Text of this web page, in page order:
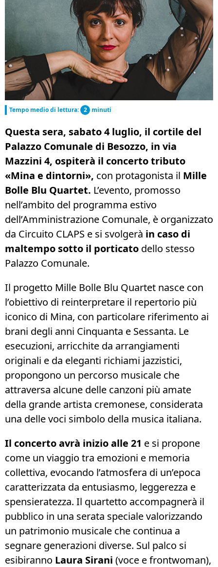
Tempo medio di lettura: 2 minuti
Questa sera, sabato 4 luglio, il cortile del
Palazzo Comunale di Besozzo, in via
Mazzini 4, ospiterà il concerto tributo
«Mina e dintorni», con protagonista il Mille
Bolle Blu Quartet. L’evento, promosso
nell’ambito del programma estivo
dell’Amministrazione Comunale, è organizzato
da Circuito CLAPS e si svolgerà in caso di
maltempo sotto il porticato dello stesso
Palazzo Comunale.
Il progetto Mille Bolle Blu Quartet nasce con
l’obiettivo di reinterpretare il repertorio più
iconico di Mina, con particolare riferimento ai
brani degli anni Cinquanta e Sessanta. Le
esecuzioni, arricchite da arrangiamenti
originali e da eleganti richiami jazzistici,
propongono un percorso musicale che
attraversa alcune delle canzoni più amate
della grande artista cremonese, considerata
una delle voci simbolo della musica italiana.
Il concerto avrà inizio alle 21 e si propone
come un viaggio tra emozioni e memoria
collettiva, evocando l’atmosfera di un’epoca
caratterizzata da entusiasmo, leggerezza e
spensieratezza. Il quartetto accompagnerà il
pubblico in una serata speciale valorizzando
un patrimonio musicale che continua a
segnare generazioni diverse. Sul palco si
esibiranno Laura Sirani (voce e frontwoman),